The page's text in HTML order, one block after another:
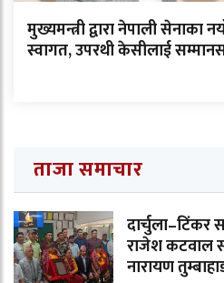
मुख्यमन्त्री द्वारा नेपाली सेनाका
स्वागत, उपरथी केसीलाई
ताजा समाचार
राजेश कटवाल
नारायण